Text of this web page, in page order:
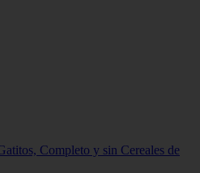
Completo y sin Cereales de